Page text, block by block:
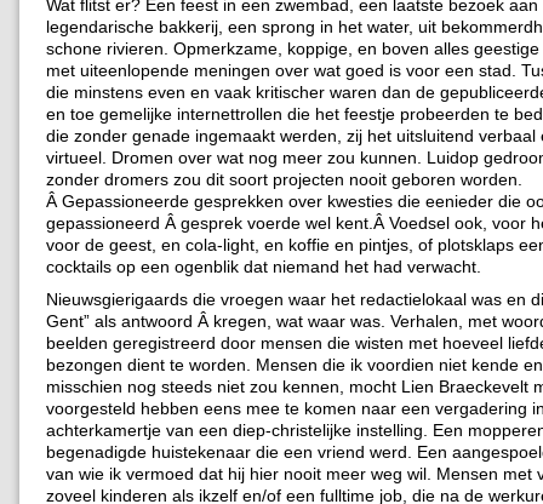
Wat flitst er? Een feest in een zwembad, een laatste bezoek aan
legendarische bakkerij, een sprong in het water, uit
schone rivieren. Opmerkzame, koppige, en boven alles
met uiteenlopende meningen over wat goed is voor een stad.
die minstens even en vaak kritischer waren dan de
en toe gemelijke internettrollen die het feestje probeerden te
die zonder genade ingemaakt werden, zij het uitsluitend verbaal
virtueel. Dromen over wat nog meer zou kunnen. Luidop
zonder dromers zou dit soort projecten nooit geboren worden.
Â Gepassioneerde gesprekken over kwesties die eenieder die
gepassioneerd Â gesprek voerde wel kent.Â Voedsel ook, voor
voor de geest, en cola-light, en koffie en pintjes, of plotsklaps
cocktails op een ogenblik dat niemand het had verwacht.
Nieuwsgierigaards die vroegen waar het redactielokaal was en
Gent” als antwoord Â kregen, wat waar was. Verhalen, met
beelden geregistreerd door mensen die wisten met hoeveel
bezongen dient te worden. Mensen die ik voordien niet kende
misschien nog steeds niet zou kennen, mocht Lien Braeckevelt
voorgesteld hebben eens mee te komen naar een vergadering
achterkamertje van een diep-christelijke instelling. Een
begenadigde huistekenaar die een vriend werd. Een
van wie ik vermoed dat hij hier nooit meer weg wil. Mensen met
zoveel kinderen als ikzelf en/of een fulltime job, die na de